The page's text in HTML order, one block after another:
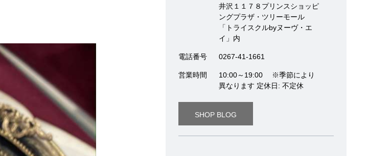
井沢１１７８プリンスショッピ
ングプラザ・ツリーモール
「トライスクルbyヌーヴ・エ
イ」内
電話番号 0267-41-1661
営業時間
10:00～19:00 ※季節により
異なります 定休日: 不定休
SHOP BLOG